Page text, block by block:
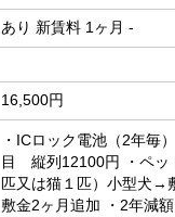
あり 新賃料 1ヶ月 -
16,500円
・ICロック電池（2年毎
目 縦列12100円
・ペ
匹又は猫１匹）小型犬
敷金2ヶ月追加 ・2年減